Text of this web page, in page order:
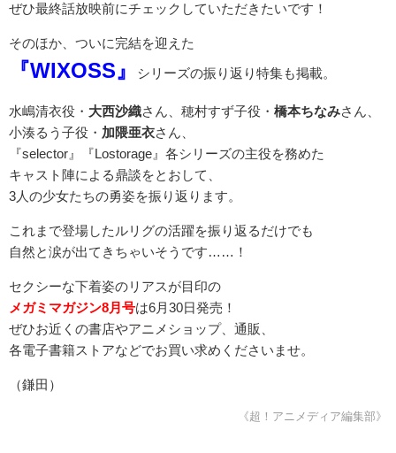
ぜひ最終話放映前にチェックしていただきたいです！
そのほか、ついに完結を迎えた
『WIXOSS』 シリーズの振り返り特集も掲載。
水嶋清衣役・ 大西沙織さん、穂村すず子役・ 橋本ちなみさん、
小湊るう子役・ 加隈亜衣さん、
『selector』『Lostorage』各シリーズの主役を務めた
キャスト陣による鼎談をとおして、
3人の少女たちの勇姿を振り返ります。
これまで登場したルリグの活躍を振り返るだけでも
自然と涙が出てきちゃいそうです……！
セクシーな下着姿のリアスが目印の
メガミマガジン8月号は6月30日発売！
ぜひお近くの書店やアニメショップ、通販、
各電子書籍ストアなどでお買い求めくださいませ。
（鎌田）
《超！アニメディア編集部》